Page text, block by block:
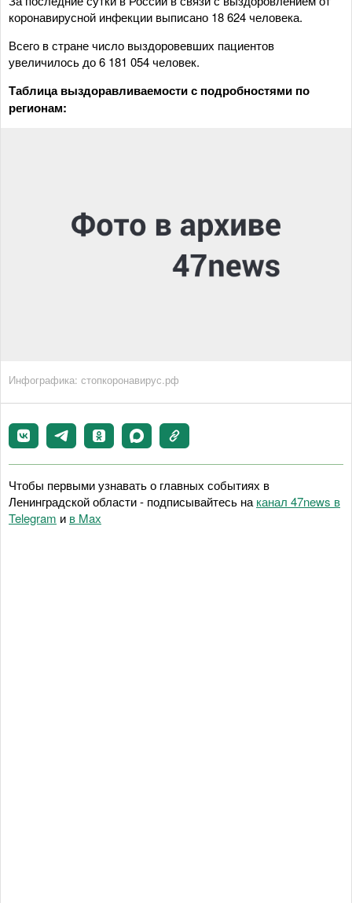
коронавирусной инфекции выписано 18 624 человека.
Всего в стране число выздоровевших пациентов
увеличилось до 6 181 054 человек.
Таблица выздоравливаемости с подробностями по
регионам:
Инфографика: стопкоронавирус.рф
Чтобы первыми узнавать о главных событиях в
Ленинградской области - подписывайтесь наканал 47news в
Telegram и в Maх